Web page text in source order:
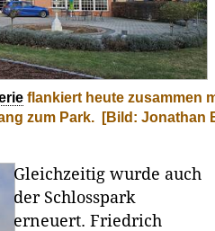
flankiert heute zusammen
zum Park.
[Bild: Jonathan
Gleichzeitig wurde auch
der Schlosspark
erneuert. Friedrich